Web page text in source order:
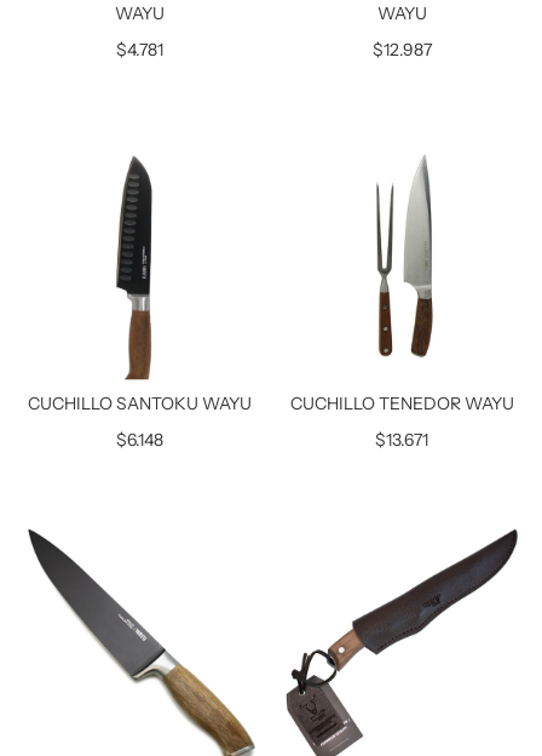
WAYU
$4.781
WAYU
$12.987
CUCHILLO SANTOKU WAYU
$6.148
CUCHILLO TENEDOR WAYU
$13.671